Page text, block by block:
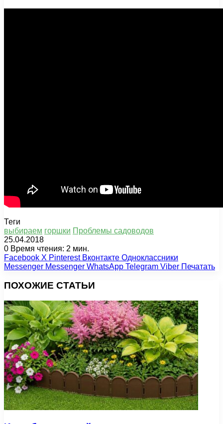
Теги
выбираем горшки Проблемы садоводов
25.04.2018
0 Время чтения: 2 мин.
Facebook X Pinterest Вконтакте Одноклассники
Messenger Messenger WhatsApp Telegram Viber Печатать
ПОХОЖИЕ СТАТЬИ